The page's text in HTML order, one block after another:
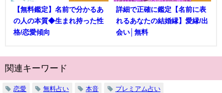
【無料鑑定】名前で分かるあ
の人の本質◆生まれ持った性
格/恋愛傾向
詳細で正確に鑑定【名前に表
れるあなたの結婚縁】愛縁/出
会い│無料
関連キーワード
恋愛 無料占い 本音 プレミアム占い